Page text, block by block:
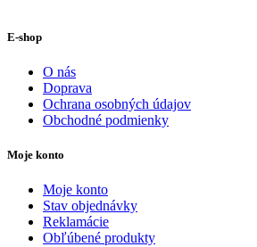
E-shop
O nás
Doprava
Ochrana osobných údajov
Obchodné podmienky
Moje konto
Moje konto
Stav objednávky
Reklamácie
Obľúbené produkty